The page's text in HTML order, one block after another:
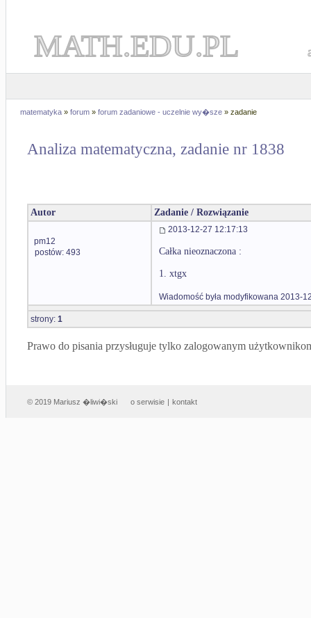
MATH.EDU.PL
matematyka » forum » forum zadaniowe - uczelnie wy�sze » zadanie
Analiza matematyczna, zadanie nr 1838
Autor Zadanie / Rozwiązanie
pm12
postów: 493
2013-12-27 12:17:13
Całka nieoznaczona :
1. xtgx
Wiadomość była modyfikowana 2013-
strony: 1
Prawo do pisania przysługuje tylko zalogowanym
© 2019 Mariusz �liwi�ski o serwisie | kontakt